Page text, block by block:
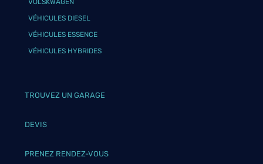
VOLSKWAGEN
VÉHICULES DIESEL
VÉHICULES ESSENCE
VÉHICULES HYBRIDES
TROUVEZ UN GARAGE
DEVIS
PRENEZ RENDEZ-VOUS